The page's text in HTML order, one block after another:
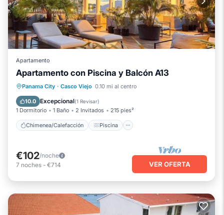
Apartamento
Apartamento con Piscina y Balcón A13
Panama City · Casco Viejo 0.10 mi al centro
10.0 Excepcional(1 Revisar)
1 Dormitorio 1 Baño 2 Invitados 215 pies²
Chimenea/Calefacción Piscina
Chimenea/Calefacción
Piscina
Balcón/Terraza
€102/noche
7 noches - €714 VER OFERTA